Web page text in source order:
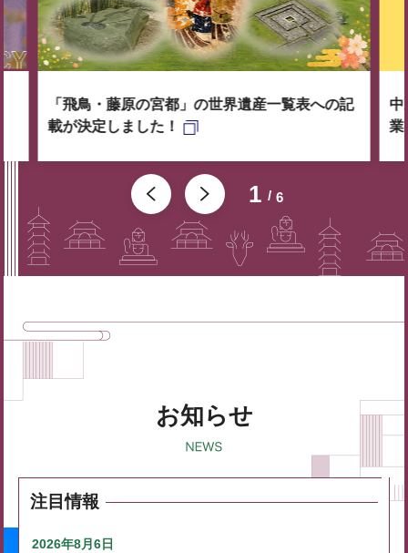
1 6
「飛鳥・藤原の宮都」の世界遺産一覧表への記
載が決定しました！
中
業
お知らせ
注目情報
2026年8月6日